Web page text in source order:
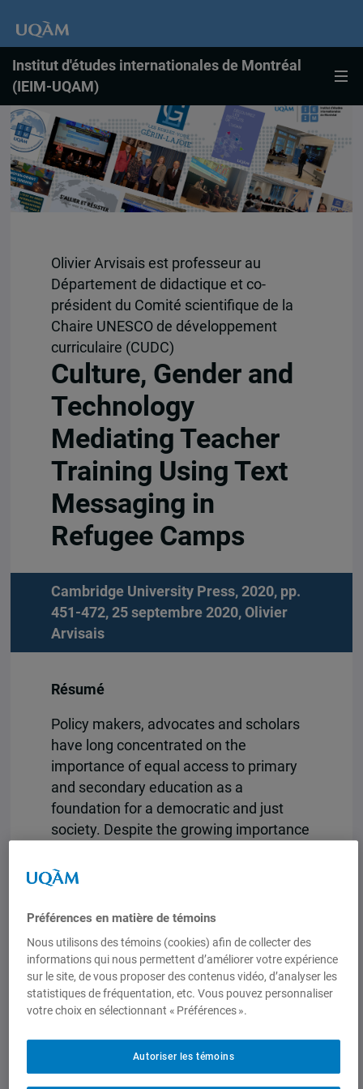
Institut d'études internationales de Montréal
(IEIM-UQAM)
Olivier Arvisais est professeur au
Département de didactique et co-
président du Comité scientifique de la
Chaire UNESCO de développement
curriculaire (CUDC)
Culture, Gender and
Technology
Mediating Teacher
Training Using Text
Messaging in
Refugee Camps
Cambridge University Press, 2020, pp.
451-472, 25 septembre 2020, Olivier
Arvisais
Résumé
Policy makers, advocates and scholars
have long concentrated on the
importance of equal access to primary
and secondary education as a
foundation for a democratic and just
society. Despite the growing importance
increasingly technological and skill-
education has attracted much less
attention. And yet, universities and
colleges are epicentres of egregious
disparities in access, which impinge on
traditionally marginalized communities,
such as racial minorities, migrants,
indigenous populations, and people with
disabilities. By drawing attention to this
issue and assembling first-rate material
Préférences en matière de témoins
Nous utilisons des témoins (cookies) afin de collecter des
informations qui nous permettent d’améliorer votre expérience
sur le site, de vous proposer des contenus vidéo, d’analyser les
statistiques de fréquentation, etc. Vous pouvez personnaliser
votre choix en sélectionnant « Préférences ».
Autoriser les témoins